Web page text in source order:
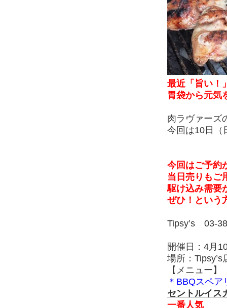
最近「旨い！
胃袋から元気
肉ラヴァーズ
今回は10日（
今回はご予約
当日売りもご
駆け込み需要
ぜひ！という
Tipsy’s 03-
開催日：4月
場所：
【メニュー】
＊BBQスペア
セントルイ
一番人気